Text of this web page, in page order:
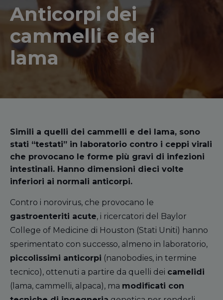
Anticorpi dei
cammelli e dei
lama
Simili a quelli dei cammelli e dei lama, sono
stati “testati” in laboratorio contro i ceppi virali
che provocano le forme più gravi di infezioni
intestinali. Hanno dimensioni dieci volte
inferiori ai normali anticorpi.
Contro i norovirus, che provocano le
gastroenteriti acute, i ricercatori del Baylor
College of Medicine di Houston (Stati Uniti) hanno
sperimentato con successo, almeno in laboratorio,
piccolissimi anticorpi (nanobodies, in termine
tecnico), ottenuti a partire da quelli dei camelidi
(lama, cammelli, alpaca), ma modificati con